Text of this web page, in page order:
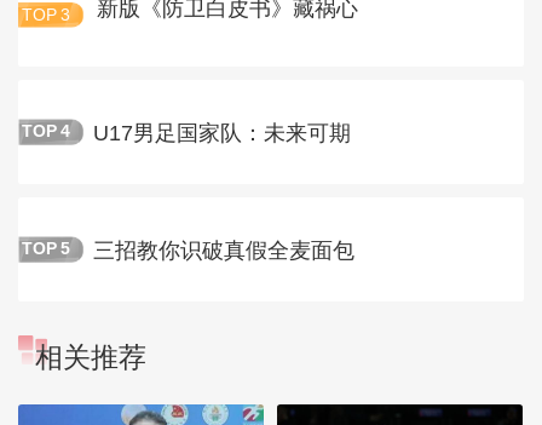
TOP 3 新版《防卫白皮书》藏祸心
TOP 4 U17男足国家队：未来可期
TOP 5 三招教你识破真假全麦面包
相关推荐